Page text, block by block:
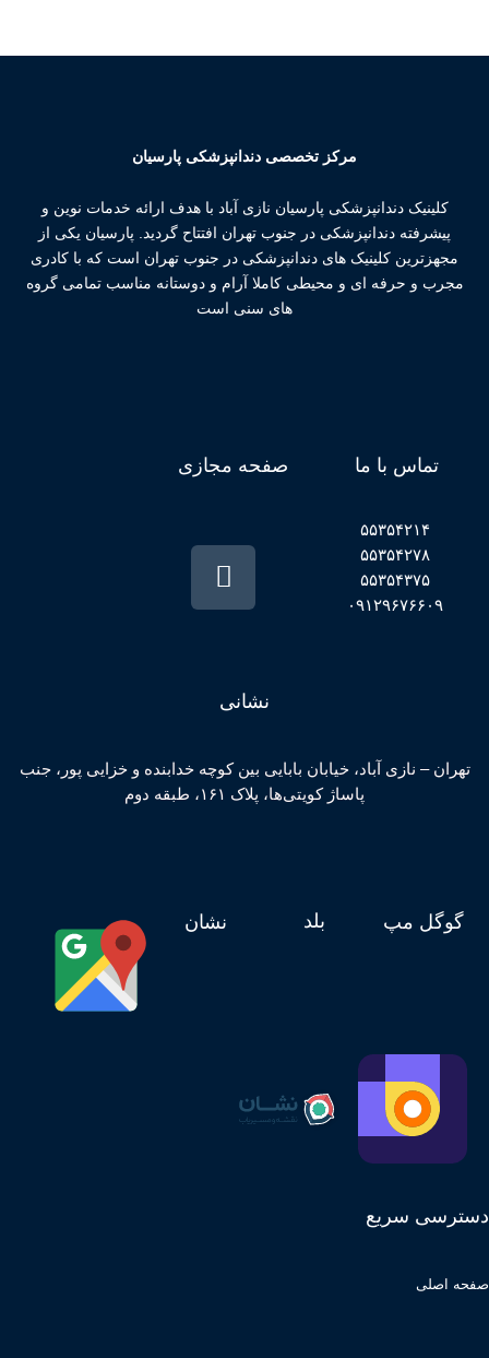
مرکز تخصصی دندانپزشکی پارسیان
کلینیک دندانپزشکی پارسیان نازی آباد با هدف ارائه خدمات نوین و
پیشرفته دندانپزشکی در جنوب تهران افتتاح گردید. پارسیان یکی از
مجهزترین کلینیک های دندانپزشکی در جنوب تهران است که با کادری
مجرب و حرفه ای و محیطی کاملا آرام و دوستانه مناسب تمامی گروه
های سنی است
تماس با ما صفحه مجازی
۵۵۳۵۴۲۱۴
۵۵۳۵۴۲۷۸
۵۵۳۵۴۳۷۵
۰۹۱۲۹۶۷۶۶۰۹
نشانی
تهران – نازی آباد، خیابان بابایی بین کوچه خدابنده و خزایی پور، جنب
پاساژ کویتی‌ها، پلاک ۱۶۱، طبقه دوم
گوگل مپ بلد نشان
دسترسی سریع
صفحه اصلی